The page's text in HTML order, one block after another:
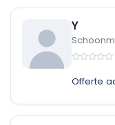
Y
Offerte